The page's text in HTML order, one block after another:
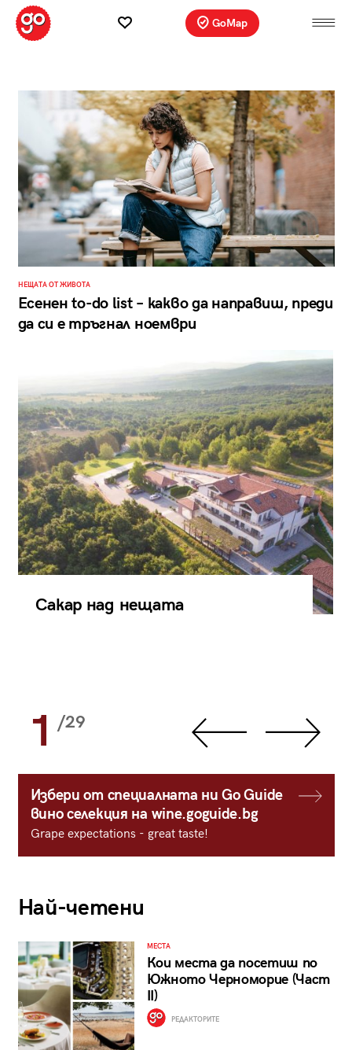
GoMap
НЕЩАТА ОТ ЖИВОТА
Есенен to-do list – какво да направиш, преди
да си е тръгнал ноември
Сакар над нещата
1 /29
Избери от специалната ни Go Guide
вино селекция на wine.goguide.bg
Grape expectations - great taste!
Най-четени
МЕСТА
Кои места да посетиш по
Южното Черноморие (Част
II)
РЕДАКТОРИТЕ